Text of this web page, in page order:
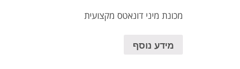
מכונת מיני דונאטס מקצועית
מידע נוסף